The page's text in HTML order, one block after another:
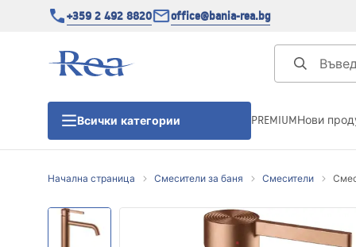
+359 2 492 8820 office@bania-rea.bg
Всички категории
Душ кабини
PREMIUMНови
Начална страница Смесители за баня Смесители